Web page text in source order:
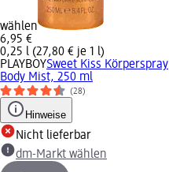
wählen
6,95 €
0,25 l (27,80 € je 1 l)
PLAYBOYSweet Kiss Körperspray
Body Mist, 250 ml
(28)
Hinweise
Nicht lieferbar
dm-Markt wählen